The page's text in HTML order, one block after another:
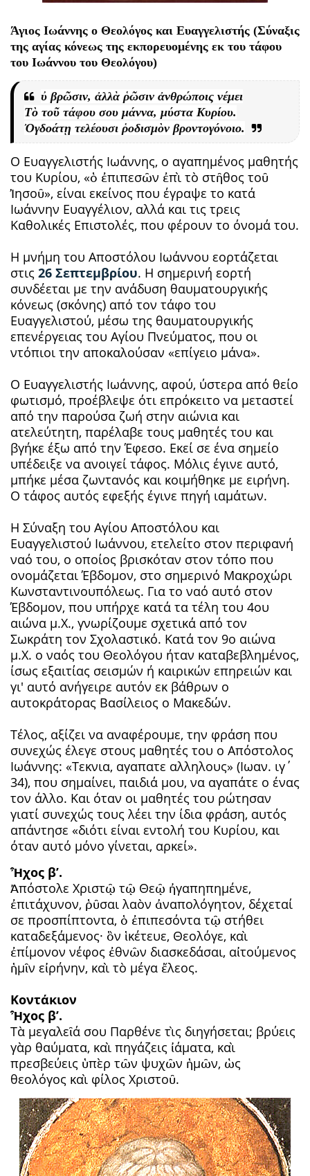
Άγιος Ιωάννης ο Θεολόγος και Ευαγγελιστής (Σύναξις
της αγίας κόνεως της εκπορευομένης εκ του τάφου
του Ιωάννου του Θεολόγου)
ὐ βρῶσιν, ἀλλὰ ῥῶσιν ἀνθρώποις νέμει
Τὸ τοῦ τάφου σου μάννα, μύστα Κυρίου.
Ὀγδοάτῃ τελέουσι ῥοδισμὸν βροντογόνοιο.
Ο Ευαγγελιστής Ιωάννης, ο αγαπημένος μαθητής
του Κυρίου, «ὁ ἐπιπεσῶν ἐπὶ τὸ στῆθος τοῦ
Ἰησοῦ», είναι εκείνος που έγραψε το κατά
Ιωάννην Ευαγγέλιον, αλλά και τις τρεις
Καθολικές Επιστολές, που φέρουν το όνομά του.
Η μνήμη του Αποστόλου Ιωάννου εορτάζεται
στις 26 Σεπτεμβρίου. Η σημερινή εορτή
συνδέεται με την ανάδυση θαυματουργικής
κόνεως (σκόνης) από τον τάφο του
Ευαγγελιστού, μέσω της θαυματουργικής
επενέργειας του Αγίου Πνεύματος, που οι
ντόπιοι την αποκαλούσαν «επίγειο μάνα».
Ο Ευαγγελιστής Ιωάννης, αφού, ύστερα από θείο
φωτισμό, προέβλεψε ότι επρόκειτο να μεταστεί
από την παρούσα ζωή στην αιώνια και
ατελεύτητη, παρέλαβε τους μαθητές του και
βγήκε έξω από την Έφεσο. Εκεί σε ένα σημείο
υπέδειξε να ανοιγεί τάφος. Μόλις έγινε αυτό,
μπήκε μέσα ζωντανός και κοιμήθηκε με ειρήνη.
Ο τάφος αυτός εφεξής έγινε πηγή ιαμάτων.
Η Σύναξη του Αγίου Αποστόλου και
Ευαγγελιστού Ιωάννου, ετελείτο στον περιφανή
ναό του, ο οποίος βρισκόταν στον τόπο που
ονομάζεται Έβδομον, στο σημερινό Μακροχώρι
Κωνσταντινουπόλεως. Για το ναό αυτό στον
Έβδομον, που υπήρχε κατά τα τέλη του 4ου
αιώνα μ.Χ., γνωρίζουμε σχετικά από τον
Σωκράτη τον Σχολαστικό. Κατά τον 9ο αιώνα
μ.Χ. ο ναός του Θεολόγου ήταν καταβεβλημένος,
ίσως εξαιτίας σεισμών ή καιρικών επηρειών και
γι' αυτό ανήγειρε αυτόν εκ βάθρων ο
αυτοκράτορας Βασίλειος ο Μακεδών.
Τέλος, αξίζει να αναφέρουμε, την φράση που
συνεχώς έλεγε στους μαθητές του ο Απόστολος
Ιωάννης: «Τεκνια, αγαπατε αλληλους» (Ιωαν. ιγ΄
34), που σημαίνει, παιδιά μου, να αγαπάτε ο ένας
τον άλλο. Και όταν οι μαθητές του ρώτησαν
γιατί συνεχώς τους λέει την ίδια φράση, αυτός
απάντησε «διότι είναι εντολή του Κυρίου, και
όταν αυτό μόνο γίνεται, αρκεί».
Ἦχος β’.
Ἀπόστολε Χριστῷ τῷ Θεῷ ἠγαπηπημένε,
ἐπιτάχυνον, ῥῦσαι λαὸν ἀναπολόγητον, δέχεταί
σε προσπίπτοντα, ὁ ἐπιπεσόντα τῷ στήθει
καταδεξάμενος· ὃν ἱκέτευε, Θεολόγε, καὶ
ἐπίμονον νέφος ἐθνῶν διασκεδάσαι, αἰτούμενος
ἡμῖν εἰρήνην, καὶ τὸ μέγα ἔλεος.
Κοντάκιον
Ἦχος β’.
Τὰ μεγαλεῖά σου Παρθένε τὶς διηγήσεται; βρύεις
γὰρ θαύματα, καὶ πηγάζεις ἰάματα, καὶ
πρεσβεύεις ὑπὲρ τῶν ψυχῶν ἡμῶν, ὡς
θεολόγος καὶ φίλος Χριστοῦ.